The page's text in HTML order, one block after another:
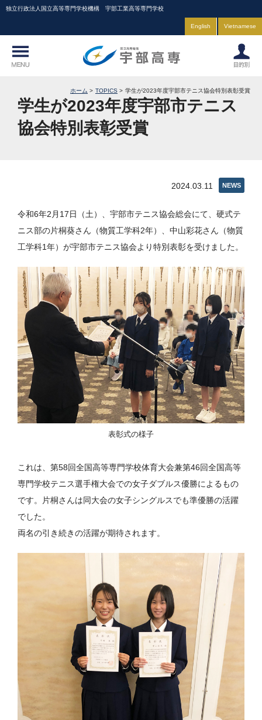
独立行政法人国立高等専門学校機構 宇部工業高等専門学校
English Vietnamese
ホーム TOPICS 学生が2023年度宇部市テニス協会特別表彰受賞
学生が2023年度宇部市テニス
協会特別表彰受賞
NEWS
2024.03.11
令和6年2月17日（土）、宇部市テニス協会総会にて、硬式テ
ニス部の片桐葵さん（物質工学科2年）、中山彩花さん（物質
工学科1年）が宇部市テニス協会より特別表彰を受けました。
表彰式の様子
これは、第58回全国高等専門学校体育大会兼第46回全国高等
専門学校テニス選手権大会での女子ダブルス優勝によるもの
です。片桐さんは同大会の女子シングルスでも準優勝の活躍
でした。
両名の引き続きの活躍が期待されます。